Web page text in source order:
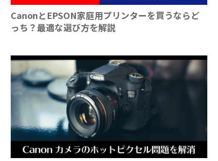
CanonとEPSON家庭用プリンターを買うならど
っち？最適な選び方を解説